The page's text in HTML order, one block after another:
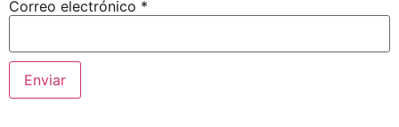
Correo electrónico *